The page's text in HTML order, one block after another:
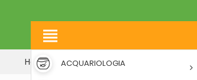
view_headline
ACQUARIOLOGIA
Home VOLATILI MANGIATOIE